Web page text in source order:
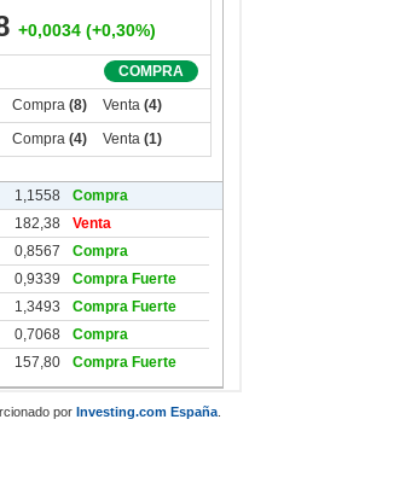
por Investing.com España